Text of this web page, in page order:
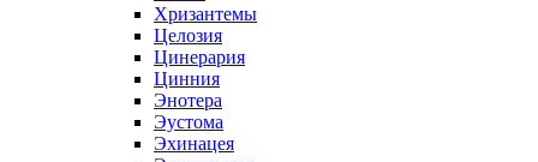
Хризантемы
Целозия
Цинерария
Цинния
Энотера
Эустома
Эхинацея